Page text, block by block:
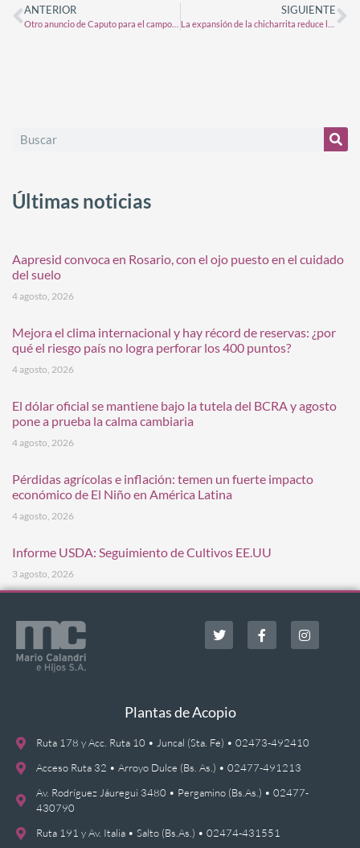
ANTERIOR SIGUIENTE
Últimas noticias
Aapresid convoca en Rosario, con el ojo puesto en el cuidado
del suelo
4 agosto, 2026
Mejora el clima internacional y hay récord de reservas: ¿por
qué el riesgo país no logra perforar los 400 puntos?
4 agosto, 2026
El dólar oficial se mantiene bajo la tutela del BCRA y agosto
pone a prueba la calma cambiaria
4 agosto, 2026
Pérdidas agrícolas e inflación: temen un fuerte impacto
económico de El Niño en América Latina
4 agosto, 2026
Informe USDA: Seguimiento de Cultivos EE.UU
3 agosto, 2026
Plantas de Acopio
Ruta 178 y Acc. Ruta 10 • Juncal (Sta. Fe) • 02473-492410
Acceso Ruta 32 • Arroyo Dulce (Bs. As.) • 02477-491213
Av. Rodríguez Jáuregui 3480 • Pergamino (Bs.As.) • 02477-
430790
Ruta 191 y Av. Italia • Salto (Bs.As.) • 02474-431551